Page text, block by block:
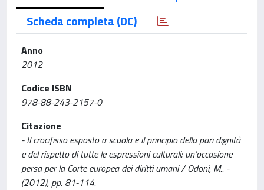
Scheda completa (DC)
Anno
2012
Codice ISBN
978-88-243-2157-0
Citazione
- Il crocifisso esposto a scuola e il principio della pari dignità
e del rispetto di tutte le espressioni culturali: un’occasione
persa per la Corte europea dei diritti umani / Odoni, M.. -
(2012), pp. 81-114.